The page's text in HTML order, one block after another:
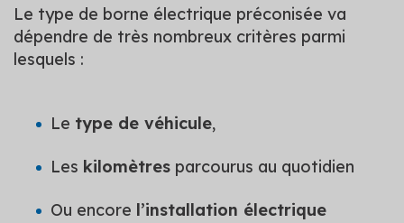
Le type de borne électrique préconisée va
dépendre de très nombreux critères parmi
lesquels :
Le type de véhicule,
Les kilomètres parcourus au quotidien
Ou encore l’installation électrique